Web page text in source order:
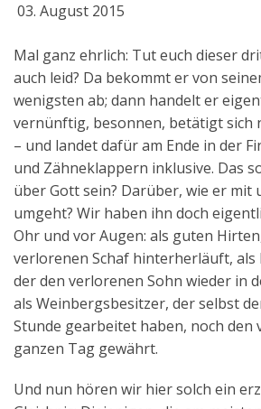
Geistliches Wort
Termine
Aktuelles
Kontakt
English
03. August 2015
Mal ganz ehrlich: Tut euch dieser
auch leid? Da bekommt er von
wenigsten ab; dann handelt er
vernünftig, besonnen, betätigt sich
– und landet dafür am Ende in der
und Zähneklappern inklusive. Das
über Gott sein? Darüber, wie er mit
umgeht? Wir haben ihn doch
Ohr und vor Augen: als guten
verlorenen Schaf hinterherläuft, als
der den verlorenen Sohn wieder in
als Weinbergsbesitzer, der selbst
Stunde gearbeitet haben, noch den
ganzen Tag gewährt.
Und nun hören wir hier solch ein